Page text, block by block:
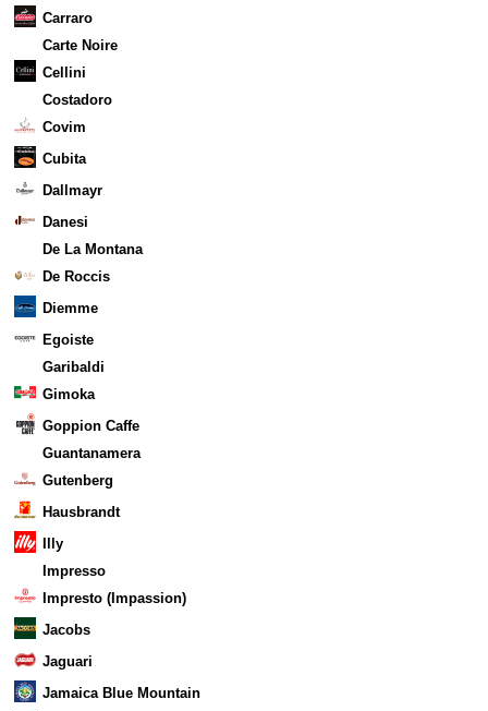
Carraro
Carte Noire
Cellini
Costadoro
Covim
Cubita
Dallmayr
Danesi
De La Montana
De Roccis
Diemme
Egoiste
Garibaldi
Gimoka
Goppion Caffe
Guantanamera
Gutenberg
Hausbrandt
Illy
Impresso
Impresto (Impassion)
Jacobs
Jaguari
Jamaica Blue Mountain